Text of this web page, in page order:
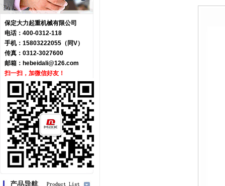
保定大力起重机械有限公司
电话：400-0312-118
手机：15803222055（同V）
传真：0312-3027600
邮箱： hebeidali@126.com
扫一扫，加微信好友！
产品导航